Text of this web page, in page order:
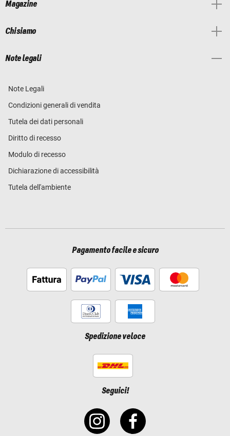
Magazine
Chi siamo
Note legali
Note Legali
Condizioni generali di vendita
Tutela dei dati personali
Diritto di recesso
Modulo di recesso
Dichiarazione di accessibilità
Tutela dell'ambiente
Pagamento facile e sicuro
Spedizione veloce
Seguici!